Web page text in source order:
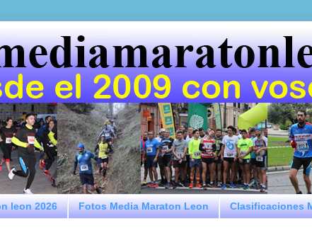
leon 2026 Fotos Media Maraton Leon Clasificaciones